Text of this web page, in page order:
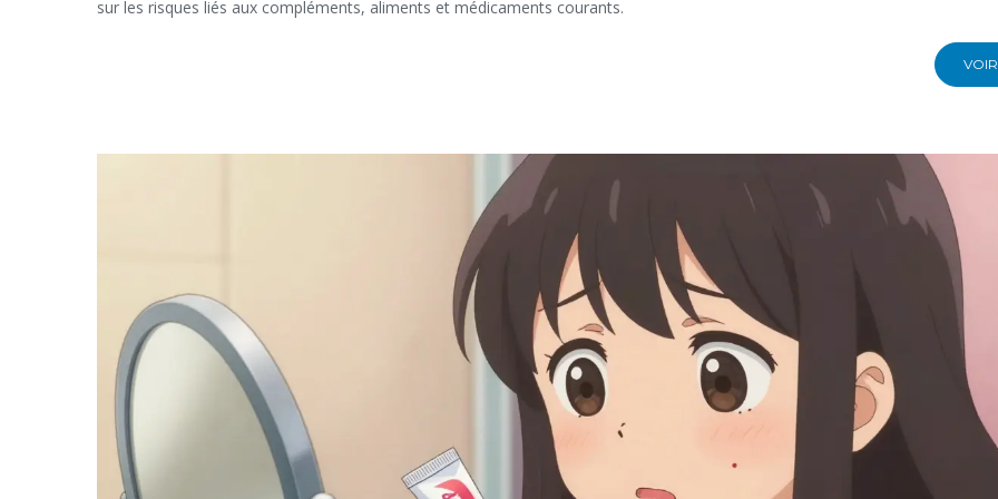
sur les risques liés aux compléments, aliments et médicaments courants.